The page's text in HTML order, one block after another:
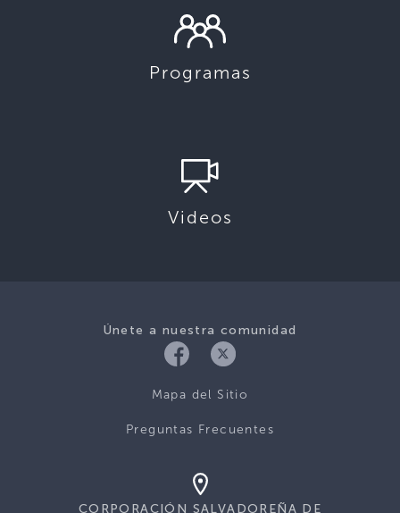
Programas
Videos
Únete a nuestra comunidad
Mapa del Sitio
Preguntas Frecuentes
CORPORACIÓN SALVADOREÑA DE